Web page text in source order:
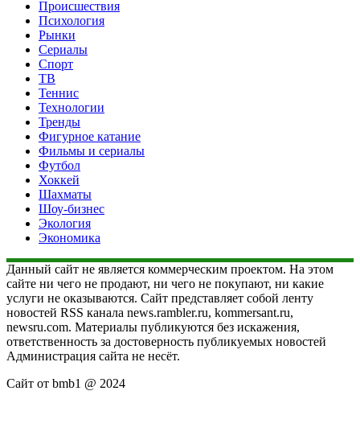
Происшествия
Психология
Рынки
Сериалы
Спорт
ТВ
Теннис
Технологии
Тренды
Фигурное катание
Фильмы и сериалы
Футбол
Хоккей
Шахматы
Шоу-бизнес
Экология
Экономика
Данный сайт не является коммерческим проектом. На этом
сайте ни чего не продают, ни чего не покупают, ни какие
услуги не оказываются. Сайт представляет собой ленту
новостей RSS канала news.rambler.ru, kommersant.ru,
newsru.com. Материалы публикуются без искажения,
ответственность за достоверность публикуемых новостей
Администрация сайта не несёт.
Сайт от bmb1 @ 2024